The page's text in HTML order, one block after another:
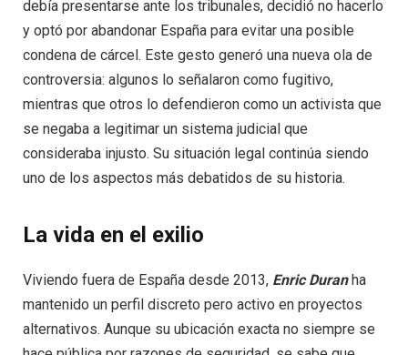
debía presentarse ante los tribunales, decidió no hacerlo
y optó por abandonar España para evitar una posible
condena de cárcel. Este gesto generó una nueva ola de
controversia: algunos lo señalaron como fugitivo,
mientras que otros lo defendieron como un activista que
se negaba a legitimar un sistema judicial que
consideraba injusto. Su situación legal continúa siendo
uno de los aspectos más debatidos de su historia.
La vida en el exilio
Viviendo fuera de España desde 2013, Enric Duranha
mantenido un perfil discreto pero activo en proyectos
alternativos. Aunque su ubicación exacta no siempre se